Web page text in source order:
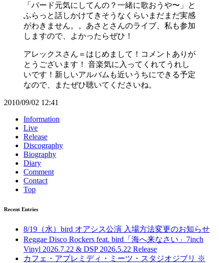
「バード元気にしてんの？一緒に歌おうや〜」と
ふらっと話しかけてきそうなくらいまだまだ実感
がわきません。。あさとさんのライブ、私も参加
しますので、よかったらぜひ！
アレックスさん＝はじめまして！コメントありが
とうございます！ 音楽気に入ってくれてうれし
いです！新しいアルバムも近いうちにできる予定
なので、またぜひ聴いてくださいね。
2010/09/02 12:41
Information
Live
Release
Discography
Biography
Diary
Comment
Contact
Top
Recent Entries
8/19（水）bird オアシス公演 入場方法変更のお知らせ
Reggae Disco Rockers feat. bird「海へ来なさい」7inch
Vinyl 2026.7.22 & DSP 2026.5.22 Release
カフェ・アプレミディ・ミーツ・スタジオジブリ ※